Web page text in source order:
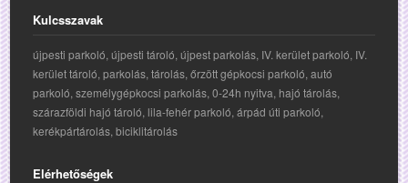
Kulcsszavak
újpesti parkoló, újpesti tároló, újpest parkolás, IV. kerület parkoló, IV.
kerület tároló, parkolás, tárolás, őrzött gépkocsi parkoló, autó
parkoló, személygépkocsi parkolás, 0-24h nyitva, hajó tárolás,
szárazföldi hajó tároló, lila-fehér parkoló, árpád úti parkoló,
kerékpártárolás, biciklitárolás
Elérhetőségek